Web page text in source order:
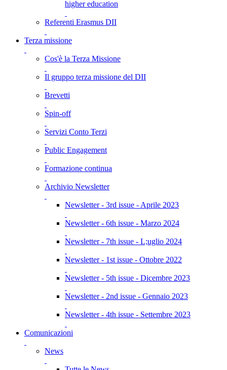
higher education
Referenti Erasmus DII
Terza missione
Cos'è la Terza Missione
Il gruppo terza missione del DII
Brevetti
Spin-off
Servizi Conto Terzi
Public Engagement
Formazione continua
Archivio Newsletter
Newsletter - 3rd issue - Aprile 2023
Newsletter - 6th issue - Marzo 2024
Newsletter - 7th issue - L;uglio 2024
Newsletter - 1st issue - Ottobre 2022
Newsletter - 5th issue - Dicembre 2023
Newsletter - 2nd issue - Gennaio 2023
Newsletter - 4th issue - Settembre 2023
Comunicazioni
News